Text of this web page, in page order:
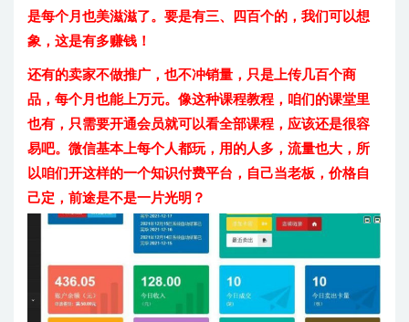
是每个月也美滋滋了。要是有三、四百个的，我们可以想
象，这是有多赚钱！
还有的卖家不做推广，也不冲销量，只是上传几百个商
品，每个月也能上万元。像这种课程教程，咱们的课堂里
也有，只需要开通会员就可以看全部课程，应该还是很容
易吧。微信基本上每个人都玩，用的人多，流量也大，所
以咱们开这样的一个知识付费平台，自己当老板，价格自
己定，前途是不是一片光明？